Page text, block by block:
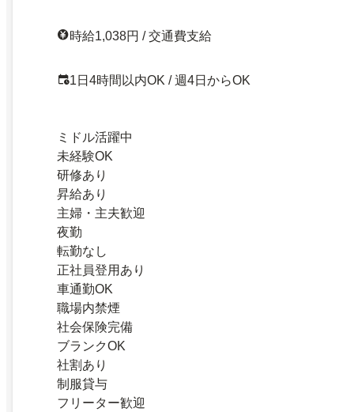
時給1,038円 / 交通費支給
1日4時間以内OK / 週4日からOK
ミドル活躍中
未経験OK
研修あり
昇給あり
主婦・主夫歓迎
夜勤
転勤なし
正社員登用あり
車通勤OK
職場内禁煙
社会保険完備
ブランクOK
社割あり
制服貸与
フリーター歓迎